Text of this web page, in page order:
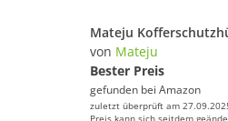
von Mateju
Bester Preis
gefunden bei Amazon
zuletzt überprüft am
Preis kann sich seitdem